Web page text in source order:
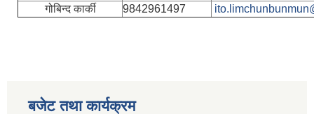
गोबिन्द कार्की 9842961497
बजेट तथा कार्यक्रम